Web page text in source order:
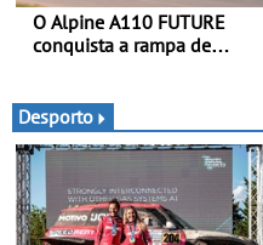
O Alpine A110 FUTURE
conquista a rampa de
O protótipo de
desenvolvimento do Alpine
A110 FUTURE fez a sua
estreia dinâmica, em
público
Desporto